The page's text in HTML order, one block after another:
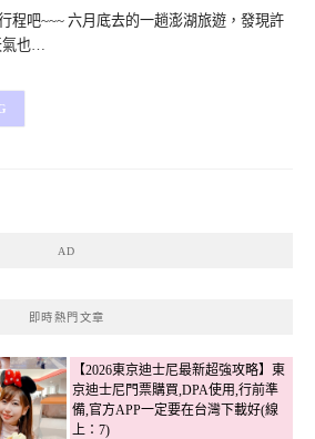
程吧~~~ 六月底去的一趟澎湖旅遊，發現許
也…
AD
即時熱門文章
【2026東京迪士尼最新超強攻略】東
京迪士尼門票購買,DPA使用,行前準
備,官方APP一定要在台灣下載好(線
上：7)